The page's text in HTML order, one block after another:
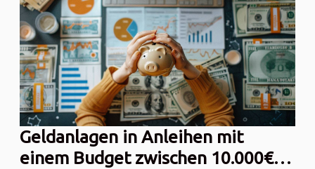
Geldanlagen in Anleihen mit
einem Budget zwischen 10.000€